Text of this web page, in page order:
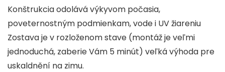
o
o
k
n p
p
g
e
Konštrukcia odolává výkyvom počasia,
poveternostným podmienkam, vode i UV žiareniu
Zostava je v rozloženom stave (montáž je veľmi
jednoduchá, zaberie Vám 5 minút) veľká výhoda pre
uskaldnění na zimu.